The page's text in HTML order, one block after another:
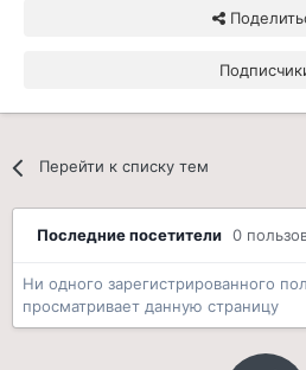
Перейти к списку тем
Последние посетители 0
Ни одного зарегистрированного
просматривает данную страницу